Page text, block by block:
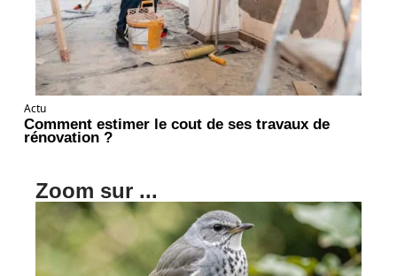
Actu
Comment estimer le cout de ses travaux de
rénovation ?
Zoom sur ...